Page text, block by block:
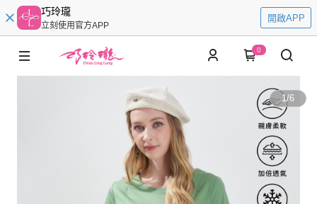
巧玲瓏
立刻使用官方APP
開啟APP
0
1/6